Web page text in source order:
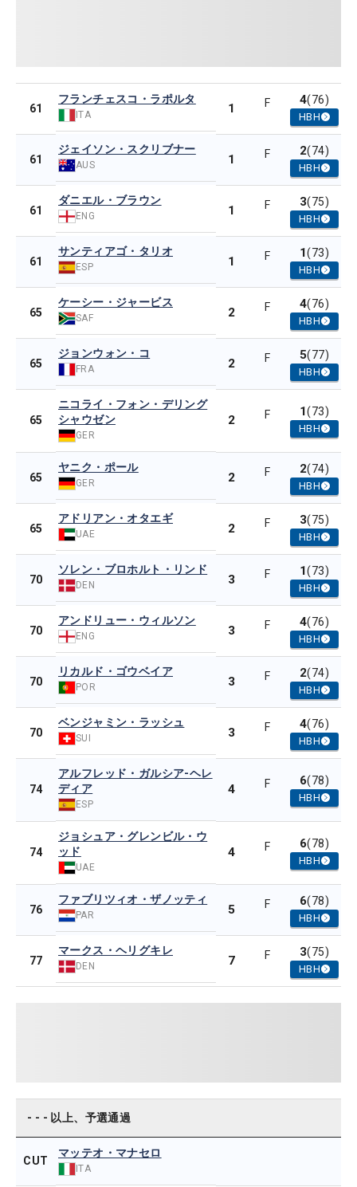
61
フランチェスコ・ラポルタ
ITA 1 F 4(76)
HBH
61
ジェイソン・スクリブナー
AUS 1 F 2(74)
HBH
61
ダニエル・ブラウン
ENG 1 F 3(75)
HBH
61
サンティアゴ・タリオ
ESP 1 F 1(73)
HBH
65
ケーシー・ジャービス
SAF 2 F 4(76)
HBH
65
ジョンウォン・コ
FRA 2 F 5(77)
HBH
65
ニコライ・フォン・デリング
シャウゼン
GER
2 F 1(73)
HBH
65
ヤニク・ポール
GER 2 F 2(74)
HBH
65
アドリアン・オタエギ
UAE 2 F 3(75)
HBH
70
ソレン・ブロホルト・リンド
DEN 3 F 1(73)
HBH
70
アンドリュー・ウィルソン
ENG 3 F 4(76)
HBH
70
リカルド・ゴウベイア
POR 3 F 2(74)
HBH
70
ベンジャミン・ラッシュ
SUI 3 F 4(76)
HBH
74
アルフレッド・ガルシア-ヘレ
ディア
ESP
4 F 6(78)
HBH
74
ジョシュア・グレンビル・ウ
ッド
UAE
4 F 6(78)
HBH
76
ファブリツィオ・ザノッティ
PAR 5 F 6(78)
HBH
77
マークス・ヘリグキレ
DEN 7 F 3(75)
HBH
- - - 以上、予選通過
CUT
マッテオ・マナセロ
ITA